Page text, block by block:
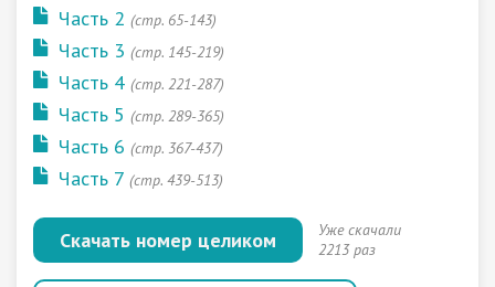
Часть 2 (стр. 65-143)
Часть 3 (стр. 145-219)
Часть 4 (стр. 221-287)
Часть 5 (стр. 289-365)
Часть 6 (стр. 367-437)
Часть 7 (стр. 439-513)
Скачать номер целиком
Уже скачали
2213 раз